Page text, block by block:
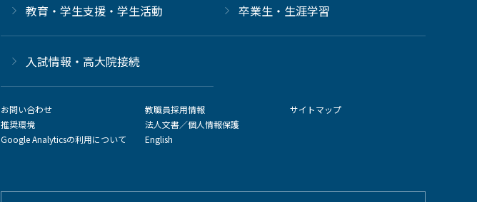
教育・学生支援・学生活動 卒業生・生涯学習
⼊試情報・高大院接続
お問い合わせ
推奨環境
Google Analyticsの利用について
教職員採用情報
法人文書／個人情報保護
English
サイトマップ